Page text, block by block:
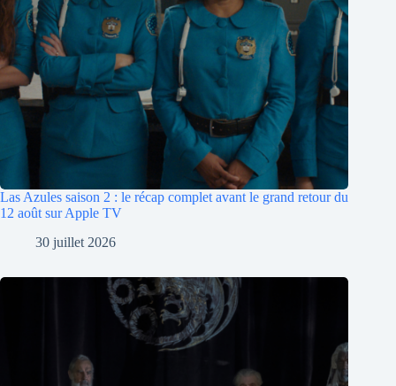
Las Azules saison 2 : le récap complet avant le grand retour du
12 août sur Apple TV
30 juillet 2026